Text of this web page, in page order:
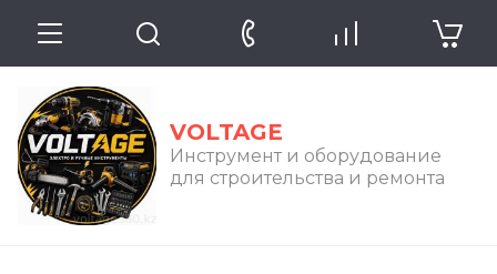
VOLTAGE
Инструмент и оборудование
для строительства и ремонта